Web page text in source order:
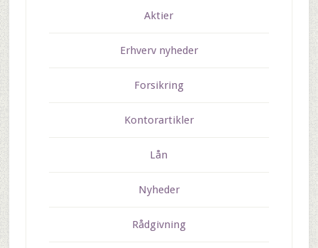
Aktier
Erhverv nyheder
Forsikring
Kontorartikler
Lån
Nyheder
Rådgivning